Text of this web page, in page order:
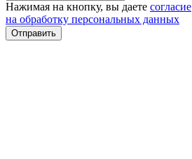
Нажимая на кнопку, вы даете согласие
на обработку персональных данных
Отправить